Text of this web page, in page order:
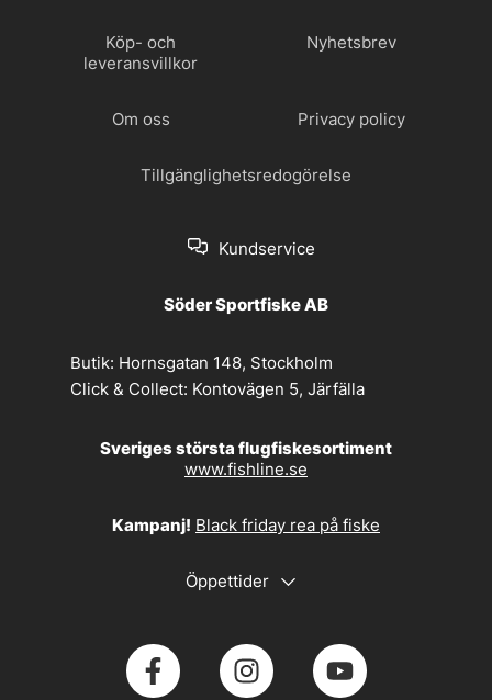
Köp- och
leveransvillkor
Nyhetsbrev
Om oss Privacy policy
Tillgänglighetsredogörelse
Kundservice
Söder Sportfiske AB
Butik: Hornsgatan 148, Stockholm
Click & Collect: Kontovägen 5, Järfälla
Sveriges största flugfiskesortiment
www.fishline.se
Kampanj! Black friday rea på fiske
Öppettider